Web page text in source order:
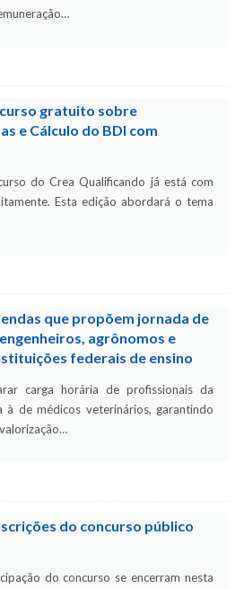
gratuito sobre
e Cálculo do BDI com
do Crea Qualificando já está com
Esta edição abordará o tema
que propõem jornada de
agrônomos e
federais de ensino
carga horária de profissionais da
à de médicos veterinários, garantindo
do concurso público
do concurso se encerram nesta